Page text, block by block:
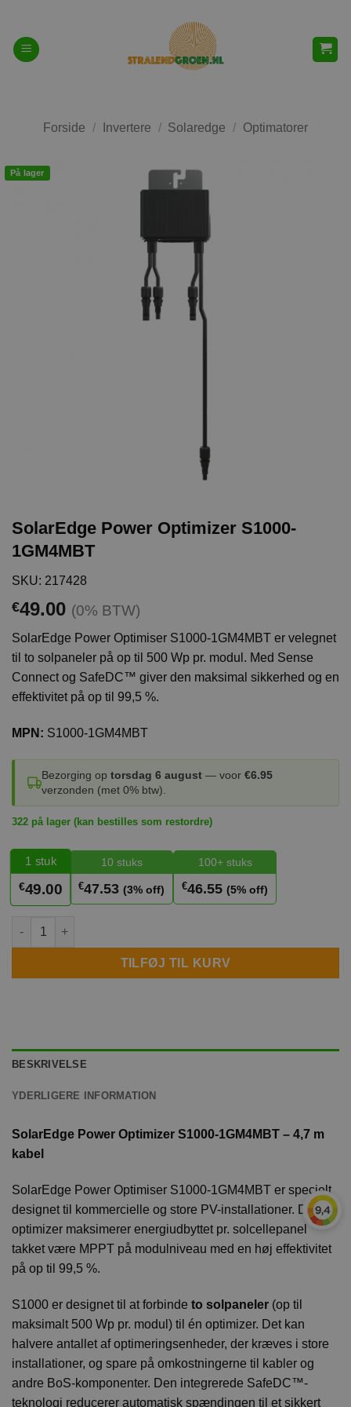
indhold
Forside / Invertere / Solaredge / Optimatorer
På lager
SolarEdge Power Optimizer S1000-
1GM4MBT
SKU: 217428
€49.00 (0% BTW)
SolarEdge Power Optimiser S1000-1GM4MBT er velegnet
til to solpaneler på op til 500 Wp pr. modul. Med Sense
Connect og SafeDC™ giver den maksimal sikkerhed og en
effektivitet på op til 99,5 %.
MPN: S1000-1GM4MBT
Bezorging op torsdag 6 august — voor €6.95
verzonden (met 0% btw).
322 på lager (kan bestilles som restordre)
1 stuk
€49.00
10 stuks
€47.53 (3% off)
100+ stuks
€46.55 (5% off)
SolarEdge Power Optimizer S1000-1GM4MBT antal
TILFØJ TIL KURV
BESKRIVELSE
YDERLIGERE INFORMATION
SolarEdge Power Optimizer S1000-1GM4MBT – 4,7 m
kabel
SolarEdge Power Optimiser S1000-1GM4MBT er specielt
designet til kommercielle og store PV-installationer. Denne
optimizer maksimerer energiudbyttet pr. solcellepanel
takket være MPPT på modulniveau med en høj effektivitet
på op til 99,5 %.
S1000 er designet til at forbinde to solpaneler (op til
maksimalt 500 Wp pr. modul) til én optimizer. Det kan
halvere antallet af optimeringsenheder, der kræves i store
installationer, og spare på omkostningerne til kabler og
andre BoS-komponenter. Den integrerede SafeDC™-
teknologi reducerer automatisk spændingen til et sikkert